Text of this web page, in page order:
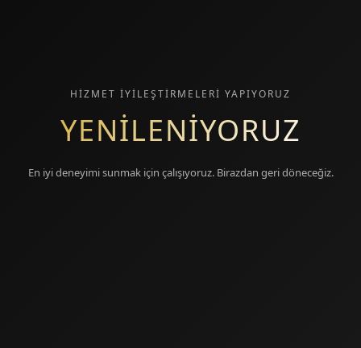
HİZMET İYİLEŞTİRMELERİ YAPIYORUZ
YENİLENİYORUZ
En iyi deneyimi sunmak için çalışıyoruz. Birazdan geri döneceğiz.